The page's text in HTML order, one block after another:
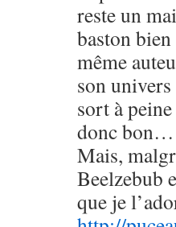
reste un
baston
même
son univers
sort à
donc bon…
Mais,
Beelzebub
que je